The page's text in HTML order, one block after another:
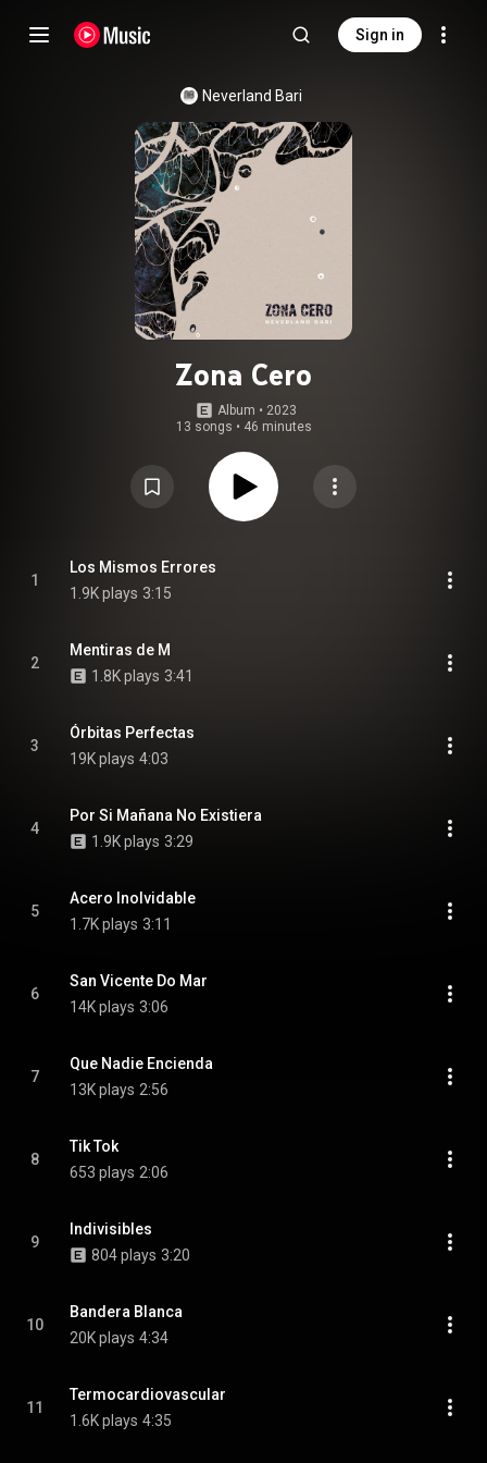
Sign in
Neverland Bari
Zona Cero
Album • 2023
13 songs • 46 minutes
1
Los Mismos Errores
1.9K plays 3:15
2
Mentiras de M
1.8K plays 3:41
3
Órbitas Perfectas
19K plays 4:03
4
Por Si Mañana No Existiera
1.9K plays 3:29
5
Acero Inolvidable
1.7K plays 3:11
6
San Vicente Do Mar
14K plays 3:06
7
Que Nadie Encienda
13K plays 2:56
8
Tik Tok
653 plays 2:06
9
Indivisibles
804 plays 3:20
10
Bandera Blanca
20K plays 4:34
11
Termocardiovascular
1.6K plays 4:35